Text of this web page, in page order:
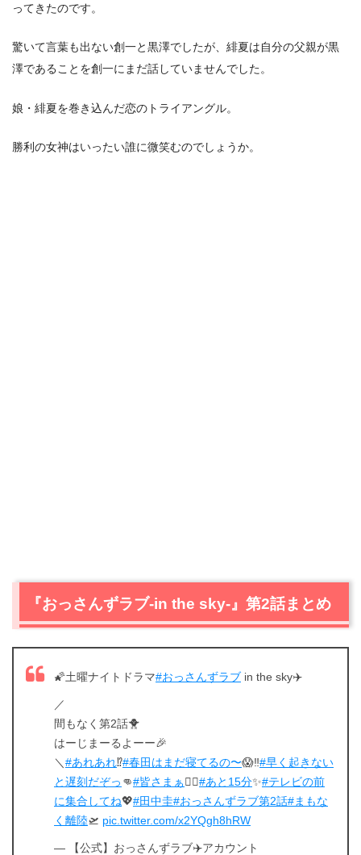
ってきたのです。
驚いて言葉も出ない創一と黒澤でしたが、緋夏は自分の父親が黒
澤であることを創一にまだ話していませんでした。
娘・緋夏を巻き込んだ恋のトライアングル。
勝利の女神はいったい誰に微笑むのでしょうか。
『おっさんずラブ-in the sky-』第2話まとめ
🌠土曜ナイトドラマ#おっさんずラブ in the sky✈️
／
間もなく第2話🐥
はーじまーるよーー🎉
＼ #あれあれ⁉️#春田はまだ寝てるの〜😱‼️#早く起きない
と遅刻だぞっ 👊#皆さまぁ🙇‍♂️#あと15分✨#テレビの前
に集合してね💖#田中圭#おっさんずラブ第2話#まもな
く離陸🛫 pic.twitter.com/x2YQgh8hRW
— 【公式】おっさんずラブ✈️アカウント